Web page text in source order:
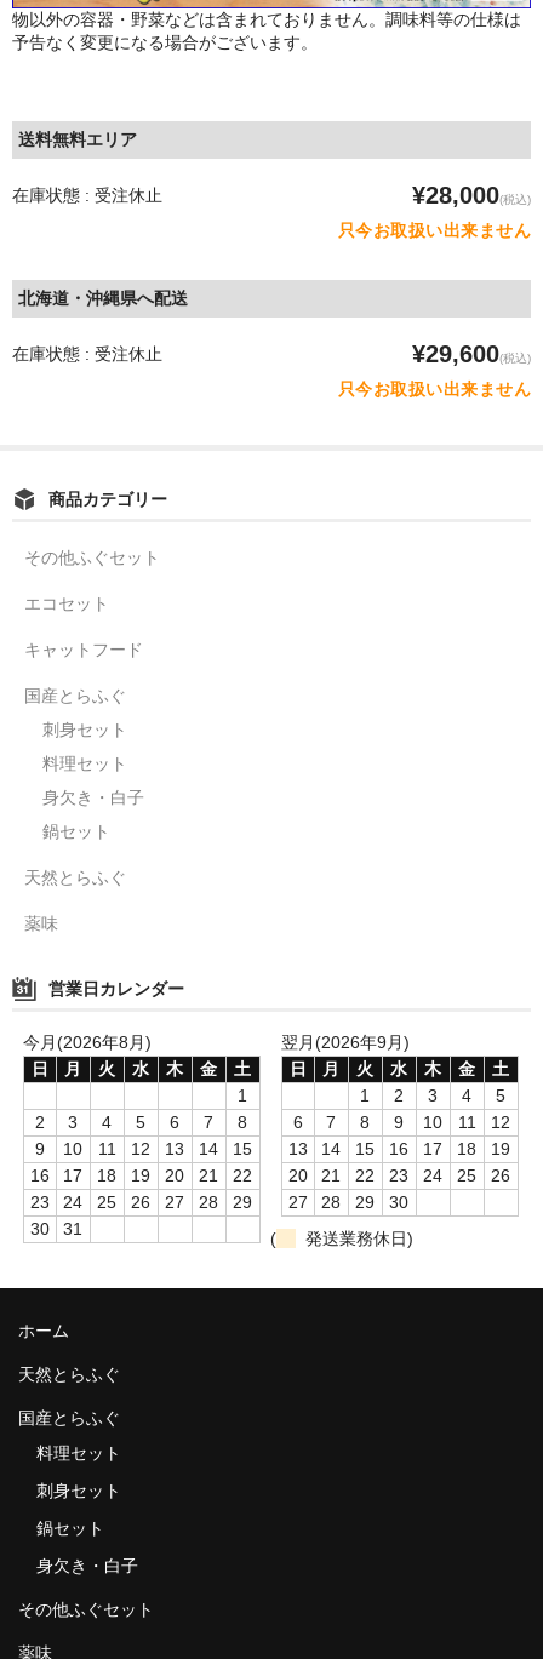
物以外の容器・野菜などは含まれておりません。調味料等の仕様は
予告なく変更になる場合がございます。
送料無料エリア
在庫状態 : 受注休止 ¥28,000(税込)
只今お取扱い出来ません
北海道・沖縄県へ配送
在庫状態 : 受注休止 ¥29,600(税込)
只今お取扱い出来ません
商品カテゴリー
その他ふぐセット
エコセット
キャットフード
国産とらふぐ
刺身セット
料理セット
身欠き・白子
鍋セット
天然とらふぐ
薬味
営業日カレンダー
今月(2026年8月)
日
月 火 水 木 金
土
1
2
3 4 5 6 7
8
9
10 11 12 13 14
15
16
17 18 19 20 21
22
23
24 25 26 27 28
29
30
31
翌月(2026年9月)
日
月 火 水 木 金
土
1
2 3 4
5
6
7 8 9 10 11
12
13
14 15 16 17 18
19
20
21 22 23 24 25
26
27
28 29
30
(
発送業務休日)
ホーム
天然とらふぐ
国産とらふぐ
料理セット
刺身セット
鍋セット
身欠き・白子
その他ふぐセット
薬味